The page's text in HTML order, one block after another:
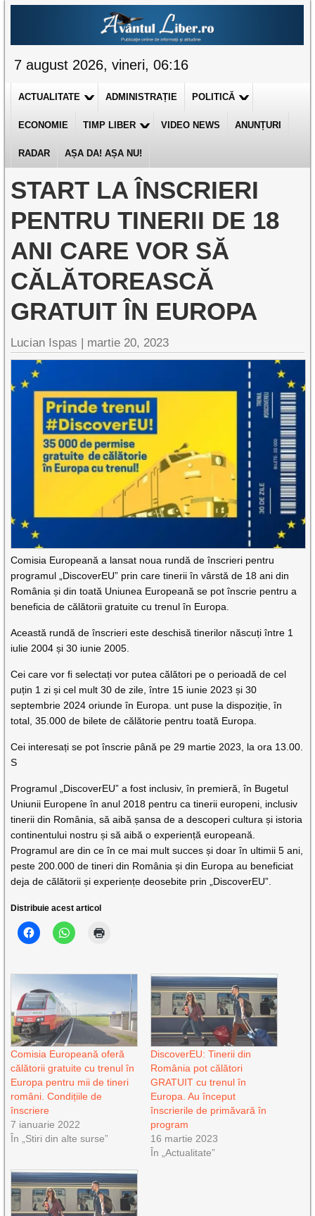
7 august 2026, vineri, 06:16
ACTUALITATE ADMINISTRAȚIE POLITICĂ
ECONOMIE TIMP LIBER VIDEO NEWS ANUNȚURI
RADAR AȘA DA! AȘA NU!
START LA ÎNSCRIERI
PENTRU TINERII DE 18
ANI CARE VOR SĂ
CĂLĂTOREASCĂ
GRATUIT ÎN EUROPA
Lucian Ispas | martie 20, 2023
Comisia Europeană a lansat noua rundă de înscrieri pentru
programul „DiscoverEU” prin care tinerii în vârstă de 18 ani din
România și din toată Uniunea Europeană se pot înscrie pentru a
beneficia de călătorii gratuite cu trenul în Europa.
Această rundă de înscrieri este deschisă tinerilor născuți între 1
iulie 2004 și 30 iunie 2005.
Cei care vor fi selectați vor putea călători pe o perioadă de cel
puțin 1 zi și cel mult 30 de zile, între 15 iunie 2023 și 30
septembrie 2024 oriunde în Europa. unt puse la dispoziție, în
total, 35.000 de bilete de călătorie pentru toată Europa.
Cei interesați se pot înscrie până pe 29 martie 2023, la ora 13.00.
S
Programul „DiscoverEU” a fost inclusiv, în premieră, în Bugetul
Uniunii Europene în anul 2018 pentru ca tinerii europeni, inclusiv
tinerii din România, să aibă șansa de a descoperi cultura și istoria
continentului nostru și să aibă o experiență europeană.
Programul are din ce în ce mai mult succes și doar în ultimii 5 ani,
peste 200.000 de tineri din România și din Europa au beneficiat
deja de călătorii și experiențe deosebite prin „DiscoverEU”.
Distribuie acest articol
Comisia Europeană oferă
călătorii gratuite cu trenul în
Europa pentru mii de tineri
români. Condițiile de
înscriere
7 ianuarie 2022
În „Stiri din alte surse”
DiscoverEU: Tinerii din
România pot călători
GRATUIT cu trenul în
Europa. Au început
înscrierile de primăvară în
program
16 martie 2023
În „Actualitate”